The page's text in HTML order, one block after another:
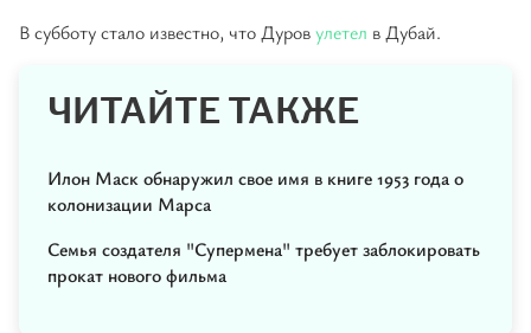
В субботу стало известно, что Дуровулетел в Дубай.
ЧИТАЙТЕ ТАКЖЕ
Илон Маск обнаружил свое имя в книге 1953 года о
колонизации Марса
Семья создателя "Супермена" требует заблокировать
прокат нового фильма